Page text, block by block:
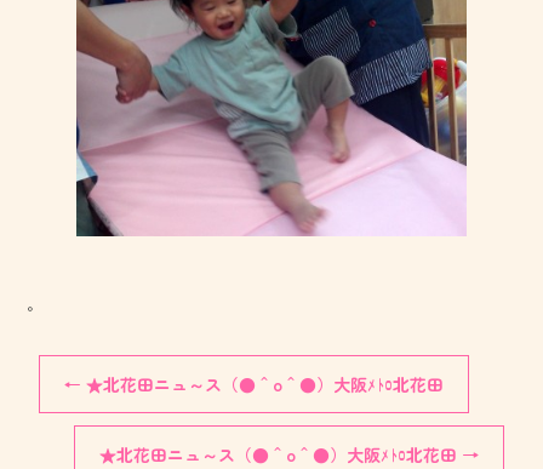
。
← ★北花田ニュ～ス（●＾o＾●）大阪ﾒﾄﾛ北花田
★北花田ニュ～ス（●＾o＾●）大阪ﾒﾄﾛ北花田 →